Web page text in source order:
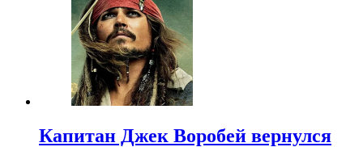
Капитан Джек Воробей вернулся